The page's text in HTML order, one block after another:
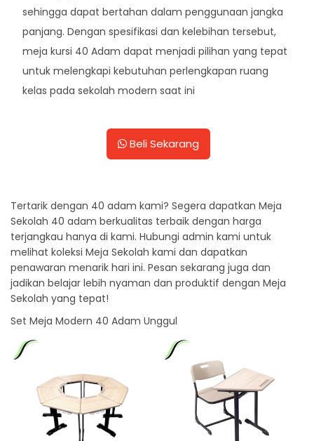
sehingga dapat bertahan dalam penggunaan jangka
panjang. Dengan spesifikasi dan kelebihan tersebut,
meja kursi 40 Adam dapat menjadi pilihan yang tepat
untuk melengkapi kebutuhan perlengkapan ruang
kelas pada sekolah modern saat ini
Beli Sekarang
Tertarik dengan 40 adam kami? Segera dapatkan Meja
Sekolah 40 adam berkualitas terbaik dengan harga
terjangkau hanya di kami. Hubungi admin kami untuk
melihat koleksi Meja Sekolah kami dan dapatkan
penawaran menarik hari ini. Pesan sekarang juga dan
jadikan belajar lebih nyaman dan produktif dengan Meja
Sekolah yang tepat!
Set Meja Modern 40 Adam Unggul